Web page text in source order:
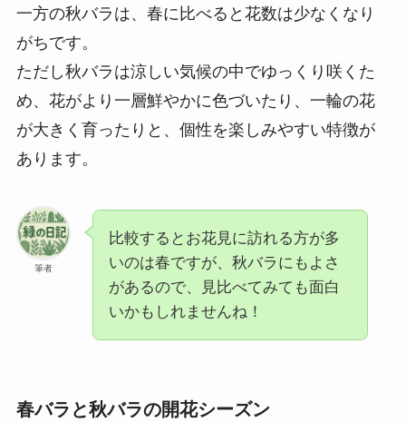
一方の秋バラは、春に比べると花数は少なくなり
がちです。
ただし秋バラは涼しい気候の中でゆっくり咲くた
め、花がより一層鮮やかに色づいたり、一輪の花
が大きく育ったりと、個性を楽しみやすい特徴が
あります。
筆者
比較するとお花見に訪れる方が多
いのは春ですが、秋バラにもよさ
があるので、見比べてみても面白
いかもしれませんね！
春バラと秋バラの開花シーズン